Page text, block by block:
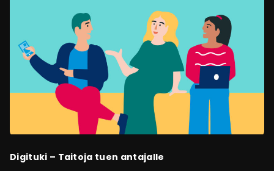
Digituki – Taitoja tuen antajalle